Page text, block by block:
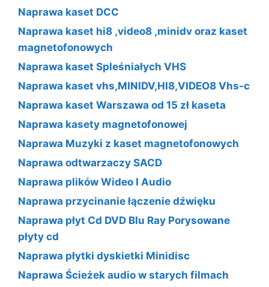
Naprawa kaset DCC
Naprawa kaset hi8 ,video8 ,minidv oraz kaset
magnetofonowych
Naprawa kaset Spleśniałych VHS
Naprawa kaset vhs,MINIDV,HI8,VIDEO8 Vhs-c
Naprawa kaset Warszawa od 15 zł kaseta
Naprawa kasety magnetofonowej
Naprawa Muzyki z kaset magnetofonowych
Naprawa odtwarzaczy SACD
Naprawa plików Wideo I Audio
Naprawa przycinanie łączenie dźwięku
Naprawa płyt Cd DVD Blu Ray Porysowane
płyty cd
Naprawa płytki dyskietki Minidisc
Naprawa Ścieżek audio w starych filmach